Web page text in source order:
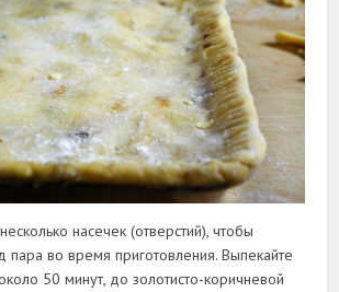
насечек (отверстий), чтобы
пара во время приготовления. Выпекайте
50 минут, до золотисто-коричневой